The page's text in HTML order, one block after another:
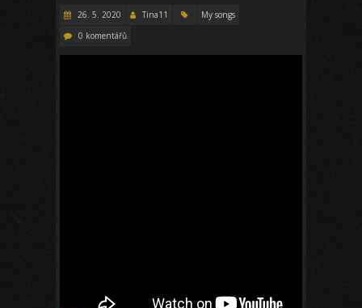
26. 5. 2020 Tina11
My songs
0 komentářů